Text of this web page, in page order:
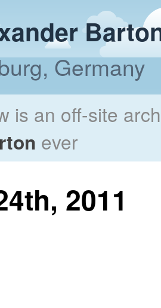
Germany
is an off-site
ever
2011